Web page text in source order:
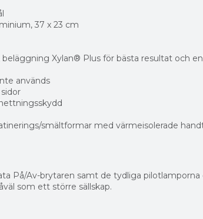
37 x 23 cm
Xylan® Plus för bästa resultat och
används
smältformar med värmeisolerade
På/Av-brytaren samt de tydliga
som ett större sällskap.